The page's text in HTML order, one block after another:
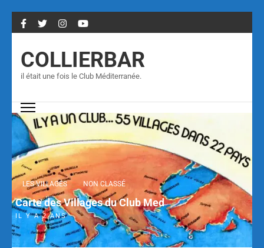
COLLIERBAR
il était une fois le Club Méditerranée.
LES VILLAGES NON CLASSÉ
Carte des Villages du Club Med
IL Y A 2 ANS